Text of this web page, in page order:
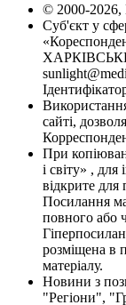
© 2000-2026,
Суб'єкт у
ХАРКІВСЬКЕ
сайті,
При
і світу» ,
відкрите
Посилання
повного або
розміщена в
матеріалу.
Новини з
"Регіони",